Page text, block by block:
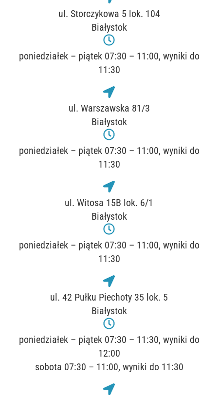
ul. Storczykowa 5 lok. 104
Białystok
poniedziałek – piątek 07:30 – 11:00, wyniki do
11:30
ul. Warszawska 81/3
Białystok
poniedziałek – piątek 07:30 – 11:00, wyniki do
11:30
ul. Witosa 15B lok. 6/1
Białystok
poniedziałek – piątek 07:30 – 11:00, wyniki do
11:30
ul. 42 Pułku Piechoty 35 lok. 5
Białystok
poniedziałek – piątek 07:30 – 11:30, wyniki do
12:00
sobota 07:30 – 11:00, wyniki do 11:30